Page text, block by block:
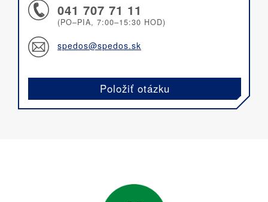
041 707 71 11
(PO–PIA, 7:00–15:30 HOD)
spedos@spedos.sk
Položiť otázku